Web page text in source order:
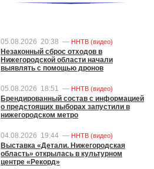
05.08.2026 20:38 — ННТВ (видео)
Незаконный сброс отходов в
Нижегородской области начали
выявлять с помощью дронов
05.08.2026 18:51 — ННТВ (видео)
Брендированный состав с информацией
о предстоящих выборах запустили в
нижегородском метро
04.08.2026 19:44 — ННТВ (видео)
Выставка «Детали. Нижегородская
область» открылась в культурном
центре «Рекорд»